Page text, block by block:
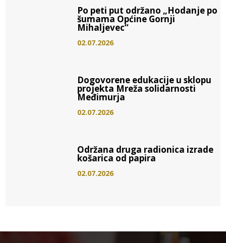
Po peti put održano „Hodanje po
šumama Općine Gornji
Mihaljevec“
02.07.2026
Dogovorene edukacije u sklopu
projekta Mreža solidarnosti
Međimurja
02.07.2026
Održana druga radionica izrade
košarica od papira
02.07.2026